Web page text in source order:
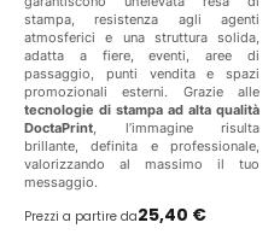
stampa, resistenza agli agenti
atmosferici e una struttura solida,
adatta a fiere, eventi, aree di
passaggio, punti vendita e spazi
promozionali esterni. Grazie alle
tecnologie di stampa ad alta qualità
DoctaPrint, l’immagine risulta
brillante, definita e professionale,
valorizzando al massimo il tuo
messaggio.
Prezzi a partire da25,40 €